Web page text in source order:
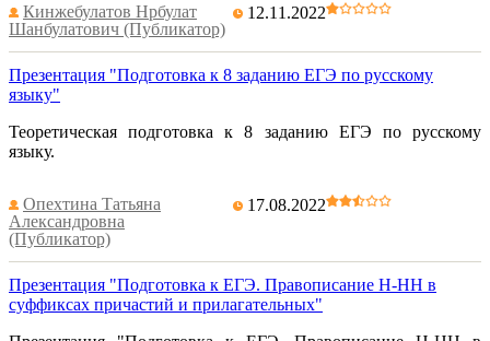
Кинжебулатов Нрбулат
Шанбулатович (Публикатор)
12.11.2022
Презентация "Подготовка к 8 заданию ЕГЭ по русскому
языку"
Теоретическая подготовка к 8 заданию ЕГЭ по русскому
языку.
Опехтина Татьяна
Александровна
(Публикатор)
17.08.2022
Презентация "Подготовка к ЕГЭ. Правописание Н-НН в
суффиксах причастий и прилагательных"